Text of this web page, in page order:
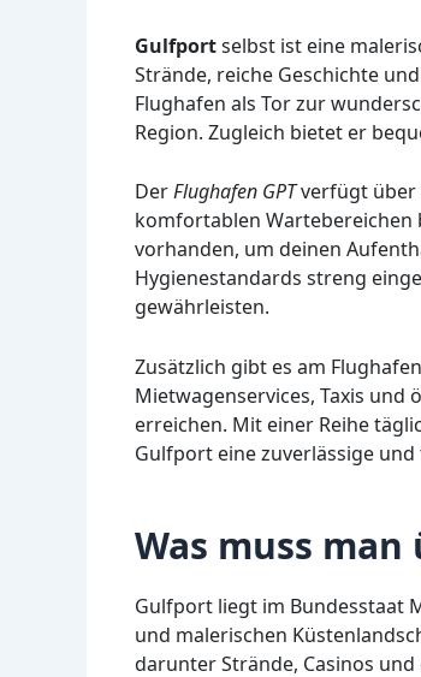
Gulfportselbst ist eine
Strände, reiche Geschichte
Flughafen als Tor zur
Region. Zugleich bietet er
DerFlughafen GPTverfügt über
komfortablen Wartebereichen
vorhanden, um deinen
Hygienestandards streng
gewährleisten.
Zusätzlich gibt es am
Mietwagenservices, Taxis
erreichen. Mit einer Reihe
Gulfport eine zuverlässige
Was muss
Gulfport liegt im Bundesstaat
und malerischen
darunter Strände, Casinos